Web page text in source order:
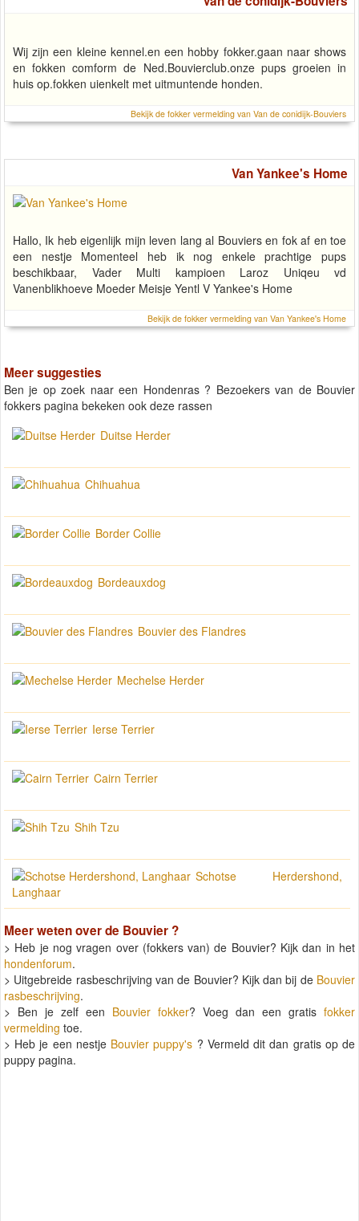
Wij zijn een kleine kennel.en een hobby fokker.gaan naar shows
en fokken comform de Ned.Bouvierclub.onze pups groeien in
huis op.fokken uienkelt met uitmuntende honden.
Bekijk de fokker vermelding van Van de conidijk-Bouviers
Van Yankee's Home
Hallo, Ik heb eigenlijk mijn leven lang al Bouviers en fok af en toe
een nestje Momenteel heb ik nog enkele prachtige pups
beschikbaar, Vader Multi kampioen Laroz Uniqeu vd
Vanenblikhoeve Moeder Meisje Yentl V Yankee's Home
Bekijk de fokker vermelding van Van Yankee's Home
Meer suggesties
Ben je op zoek naar een Hondenras ? Bezoekers van de Bouvier
fokkers pagina bekeken ook deze rassen
Duitse Herder
Chihuahua
Border Collie
Bordeauxdog
Bouvier des Flandres
Mechelse Herder
Ierse Terrier
Cairn Terrier
Shih Tzu
Schotse Herdershond,
Langhaar
Meer weten over de Bouvier ?
> Heb je nog vragen over (fokkers van) de Bouvier? Kijk dan in het
hondenforum.
> Uitgebreide rasbeschrijving van de Bouvier? Kijk dan bij de Bouvier
rasbeschrijving.
> Ben je zelf een Bouvier fokker? Voeg dan een gratis fokker
vermelding toe.
> Heb je een nestje Bouvier puppy's ? Vermeld dit dan gratis op de
puppy pagina.